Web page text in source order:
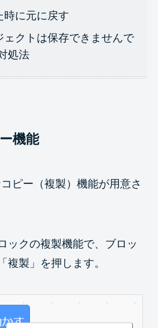
時に元に戻す
ェクトは保存できませんで
処法
機能
ピー（複製）機能が用意さ
ックの複製機能で、ブロッ
複製」を押します。